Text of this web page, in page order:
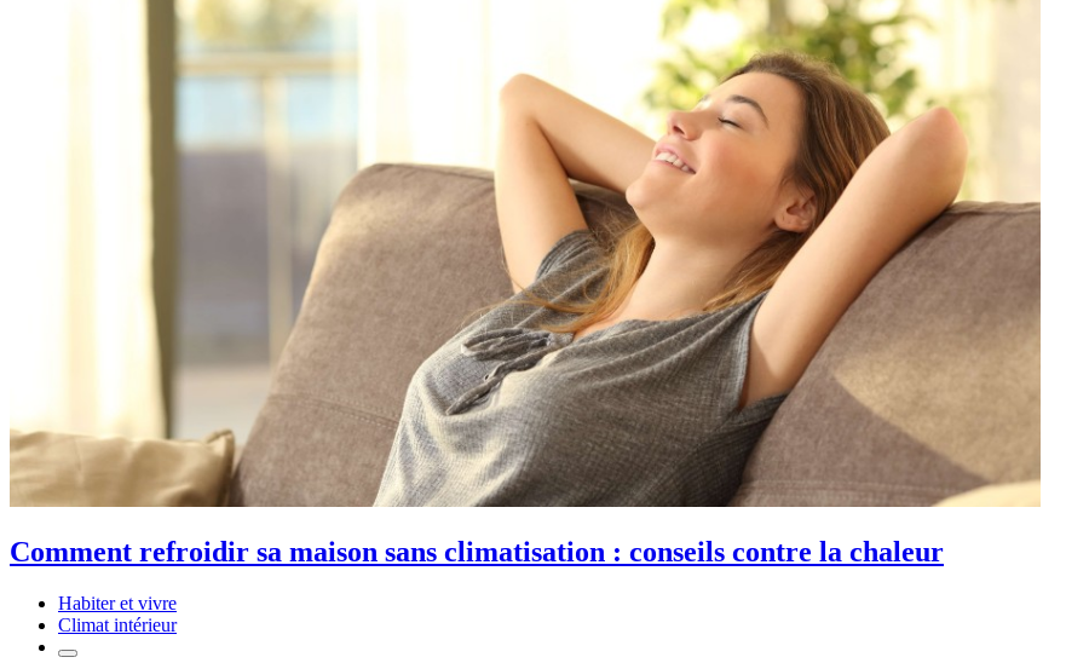
Comment refroidir sa maison sans climatisation : conseils contre la chaleur
Habiter et vivre
Climat intérieur